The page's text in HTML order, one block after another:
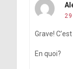
Grave!
En quoi?